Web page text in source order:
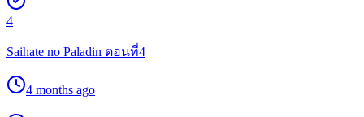
4
Saihate no Paladin ตอนที่4
4 months ago